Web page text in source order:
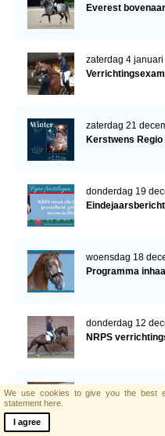
Everest
zaterdag 4 januari
zaterdag 21
Kerstwens Regio
donderdag 19
Eindejaarsbericht
woensdag 18
Programma
donderdag 12
NRPS
vrijdag 6
We use cookies to give you the best
statement here.
I agree